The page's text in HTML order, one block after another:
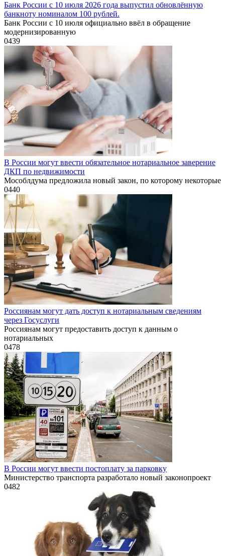
Банк России с 10 июля 2026 года выпустил обновлённую
банкноту номиналом 100 рублей.
Банк России с 10 июля официально ввёл в обращение
модернизированную
0439
В России могут ввести обязательное нотариальное заверение
ДКП по недвижимости
Мособлдума предложила новый закон, по которому некоторые
0440
Россиянам могут дать доступ к нотариальным сведениям
через Госуслуги
Россиянам могут предоставить доступ к данным о
нотариальных
0478
В России могут ввести постоплату за парковку
Министерство транспорта разработало новый законопроект
0482